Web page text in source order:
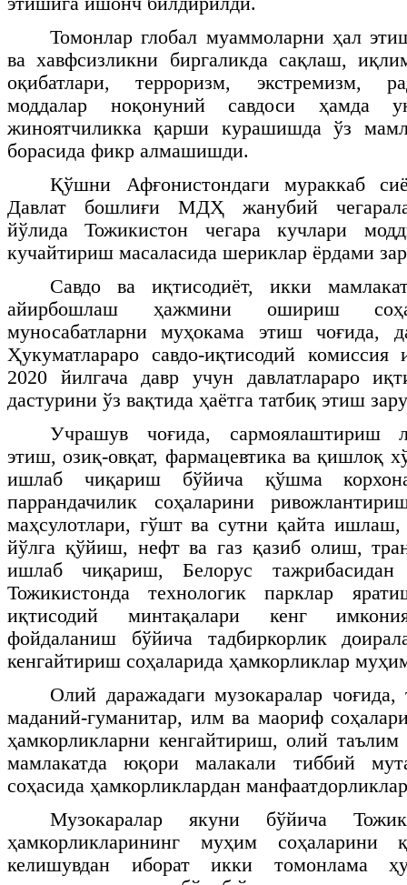
Томонлар глобал муаммоларни ҳал
ва хавфсизликни биргаликда сақлаш,
оқибатлари, терроризм, экстремизм,
моддалар ноқонуний савдоси ҳамда
жиноятчиликка қарши курашишда ўз
борасида фикр алмашишди.
Қўшни Афғонистондаги мураккаб
Давлат бошлиғи МДҲ жанубий
йўлида Тожикистон чегара кучлари
кучайтириш масаласида шериклар ёрдами
Савдо ва иқтисодиёт, икки
айирбошлаш ҳажмини ошириш
муносабатларни муҳокама этиш чоғида,
Ҳукуматлараро савдо-иқтисодий
2020 йилгача давр учун давлатлараро
дастурини ўз вақтида ҳаётга татбиқ этиш
Учрашув чоғида, сармоялаштириш
этиш, озиқ-овқат, фармацевтика ва қишлоқ
ишлаб чиқариш бўйича қўшма
паррандачилик соҳаларини
маҳсулотлари, гўшт ва сутни қайта ишлаш,
йўлга қўйиш, нефт ва газ қазиб олиш,
ишлаб чиқариш, Белорус тажрибасидан
Тожикистонда технологик парклар
иқтисодий минтақалари кенг
фойдаланиш бўйича тадбиркорлик
кенгайтириш соҳаларида ҳамкорликлар
Олий даражадаги музокаралар чоғида,
маданий-гуманитар, илм ва маориф
ҳамкорликларни кенгайтириш, олий таълим
мамлакатда юқори малакали тиббий
соҳасида ҳамкорликлардан
Музокаралар якуни бўйича
ҳамкорликларининг муҳим соҳаларини
келишувдан иборат икки томонлама